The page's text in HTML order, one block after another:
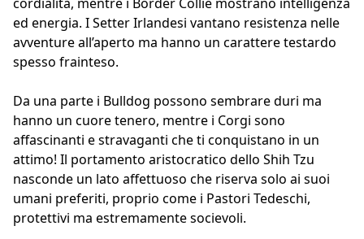
cordialità, mentre i Border Collie mostrano intelligenza
ed energia. I Setter Irlandesi vantano resistenza nelle
avventure all’aperto ma hanno un carattere testardo
spesso frainteso.
Da una parte i Bulldog possono sembrare duri ma
hanno un cuore tenero, mentre i Corgi sono
affascinanti e stravaganti che ti conquistano in un
attimo! Il portamento aristocratico dello Shih Tzu
nasconde un lato affettuoso che riserva solo ai suoi
umani preferiti, proprio come i Pastori Tedeschi,
protettivi ma estremamente socievoli.